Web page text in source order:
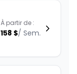
À partir de :
158 $/ Sem.